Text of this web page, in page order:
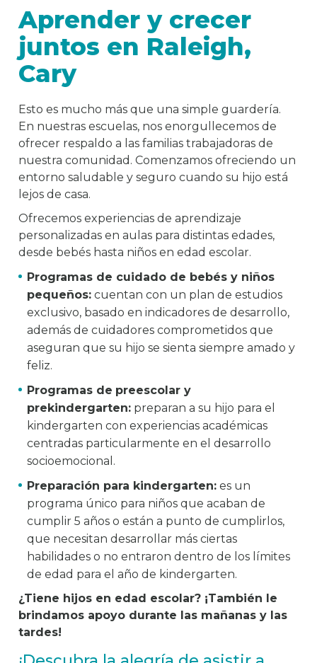
Aprender y crecer
juntos en Raleigh,
Cary
Esto es mucho más que una simple guardería.
En nuestras escuelas, nos enorgullecemos de
ofrecer respaldo a las familias trabajadoras de
nuestra comunidad. Comenzamos ofreciendo un
entorno saludable y seguro cuando su hijo está
lejos de casa.
Ofrecemos experiencias de aprendizaje
personalizadas en aulas para distintas edades,
desde bebés hasta niños en edad escolar.
Programas de cuidado de bebés y niños
pequeños: cuentan con un plan de estudios
exclusivo, basado en indicadores de desarrollo,
además de cuidadores comprometidos que
aseguran que su hijo se sienta siempre amado y
feliz.
Programas de preescolar y
prekindergarten: preparan a su hijo para el
kindergarten con experiencias académicas
centradas particularmente en el desarrollo
socioemocional.
Preparación para kindergarten: es un
programa único para niños que acaban de
cumplir 5 años o están a punto de cumplirlos,
que necesitan desarrollar más ciertas
habilidades o no entraron dentro de los límites
de edad para el año de kindergarten.
¿Tiene hijos en edad escolar? ¡También le
brindamos apoyo durante las mañanas y las
tardes!